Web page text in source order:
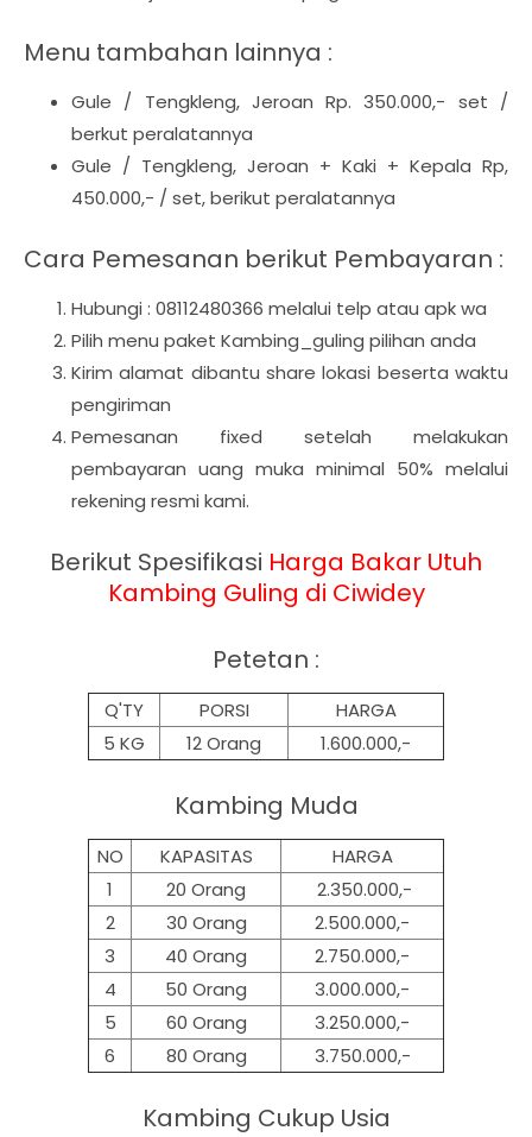
Menu tambahan lainnya :
Gule / Tengkleng, Jeroan Rp. 350.000,- set /
berkut peralatannya
Gule / Tengkleng, Jeroan + Kaki + Kepala Rp,
450.000,- / set, berikut peralatannya
Cara Pemesanan berikut Pembayaran :
Hubungi : 08112480366 melalui telp atau apk wa
Pilih menu paket Kambing_guling pilihan anda
Kirim alamat dibantu share lokasi beserta waktu
pengiriman
Pemesanan fixed setelah melakukan
pembayaran uang muka minimal 50% melalui
rekening resmi kami.
Berikut Spesifikasi Harga Bakar Utuh
Kambing Guling di Ciwidey
Petetan :
Q'TY PORSI
HARGA
5 KG
12 Orang 1.600.000,-
Kambing Muda
NO KAPASITAS
HARGA
1
20 Orang
2.350.000,-
2
30 Orang
2.500.000,-
3
40 Orang
2.750.000,-
4
50 Orang
3.000.000,-
5
60 Orang
3.250.000,-
6
80 Orang 3.750.000,-
Kambing Cukup Usia